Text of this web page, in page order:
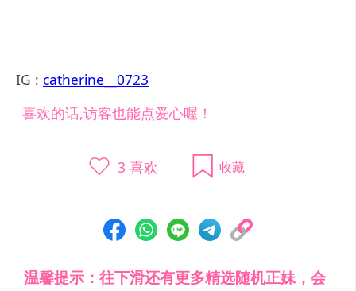
IG : catherine__0723
喜欢的话,访客也能点爱心喔！
3 喜欢 收藏
温馨提示：往下滑还有更多精选随机正妹，会